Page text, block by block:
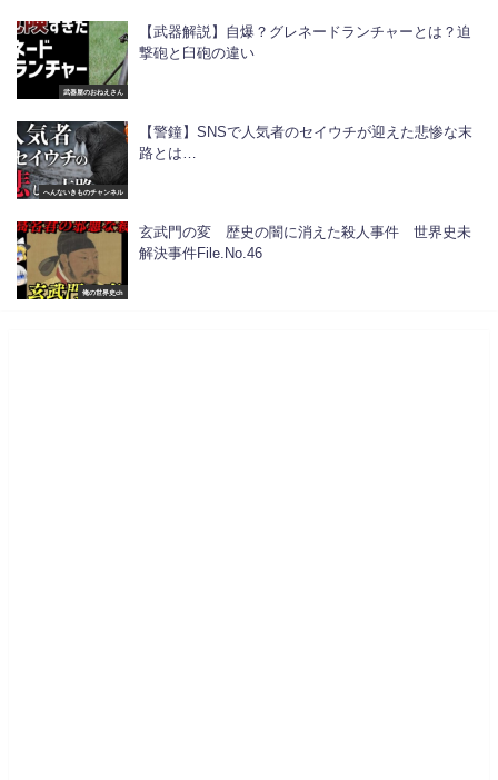
武器屋のおねえさん
【武器解説】自爆？グレネードランチャーとは？迫
撃砲と臼砲の違い
へんないきものチャンネル
【警鐘】SNSで人気者のセイウチが迎えた悲惨な末
路とは…
俺の世界史ch
玄武門の変 歴史の闇に消えた殺人事件 世界史未
解決事件File.No.46